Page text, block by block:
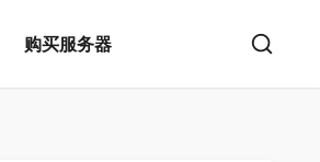
购买服务器